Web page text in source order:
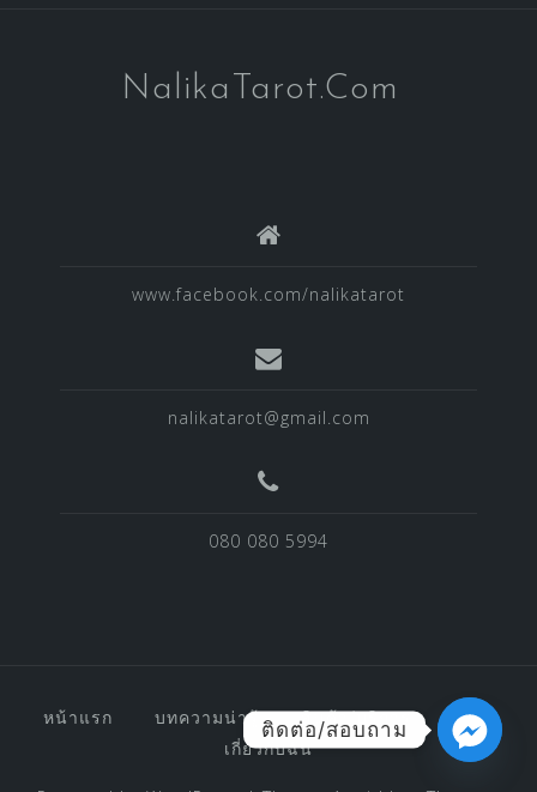
NalikaTarot.Com
www.facebook.com/nalikatarot
nalikatarot@gmail.com
080 080 5994
หน้าแรก บทความน่ารู้ สินค้า/บริการ
อื่น ๆ
เกี่ยวกับฉัน
ติดต่อ/สอบถาม